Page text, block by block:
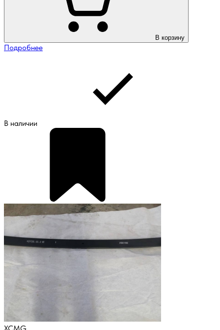
В корзину
Подробнее
В наличии